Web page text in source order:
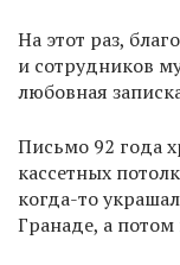
На этот раз,
и сотрудников
любовная
Письмо 92 года
кассетных
когда-то
Гранаде, а